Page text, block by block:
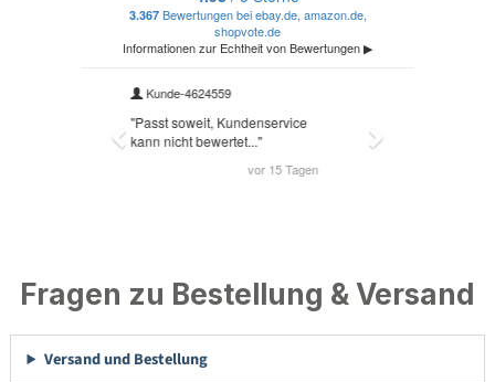
Fragen zu Bestellung & Versand
Versand und Bestellung